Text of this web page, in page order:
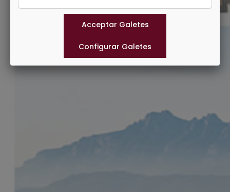
Municipis